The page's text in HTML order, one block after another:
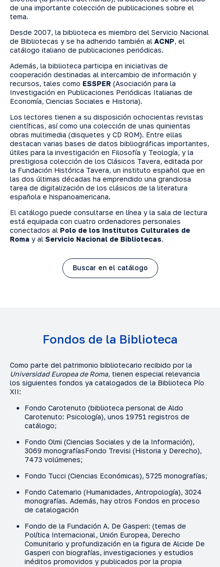
de una importante colección de publicaciones sobre el
tema.
Desde 2007, la biblioteca es miembro del Servicio Nacional
de Bibliotecas y se ha adherido también al ACNP, el
catálogo italiano de publicaciones periódicas.
Además, la biblioteca participa en iniciativas de
cooperación destinadas al intercambio de información y
recursos, tales como ESSPER (Asociación para la
Investigación en Publicaciones Periódicas Italianas de
Economía, Ciencias Sociales e Historia).
Los lectores tienen a su disposición ochocientas revistas
científicas, así como una colección de unas quinientas
obras multimedia (disquetes y CD ROM). Entre ellas
destacan varias bases de datos bibliográficas importantes,
útiles para la investigación en Filosofía y Teología, y la
prestigiosa colección de los Clásicos Tavera, editada por
la Fundación Histórica Tavera, un instituto español que en
las dos últimas décadas ha emprendido una grandiosa
tarea de digitalización de los clásicos de la literatura
española e hispanoamericana.
El catálogo puede consultarse en línea y la sala de lectura
está equipada con cuatro ordenadores personales
conectados al Polo de los Institutos Culturales de
Roma y al Servicio Nacional de Bibliotecas.
Buscar en el catálogo
Fondos de la Biblioteca
Como parte del patrimonio bibliotecario recibido por la
Universidad Europea de Roma, tienen especial relevancia
los siguientes fondos ya catalogados de la Biblioteca Pío
XII:
Fondo Carotenuto (biblioteca personal de Aldo
Carotenuto: Psicología), unos 19751 registros de
catálogo;
Fondo Olmi (Ciencias Sociales y de la Información),
3069 monografíasFondo Trevisi (Historia y Derecho),
7473 volúmenes;
Fondo Tucci (Ciencias Económicas), 5725 monografías;
Fondo Catemario (Humanidades, Antropología), 3024
monografías. Además, hay otros Fondos en proceso
de catalogación
Fondo de la Fundación A. De Gasperi: (temas de
Política Internacional, Unión Europea, Derecho
Comunitario y profundización en la figura de Alcide De
Gasperi con biografías, investigaciones y estudios
inéditos promovidos y publicados por la propia